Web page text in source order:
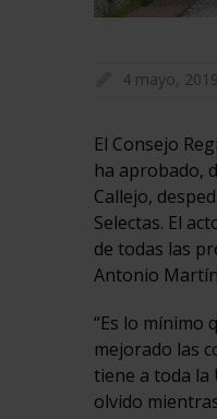
4 mayo, 2019
El Consejo
ha aprobado,
Callejo,
Selectas. El
de todas las
Antonio
“Es lo mínimo
mejorado las
tiene a toda la
olvido